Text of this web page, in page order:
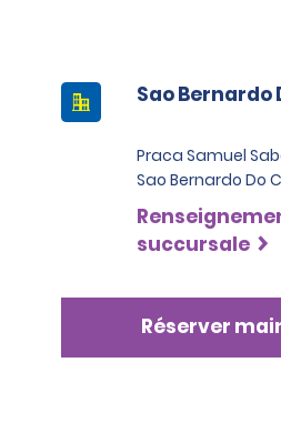
Sao Bernardo
Praca Samuel
Sao Bernardo Do
succursale
Réserver